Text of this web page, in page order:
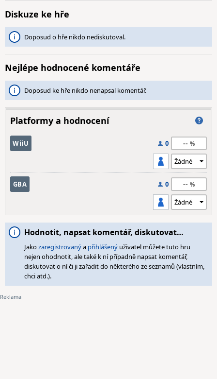
Diskuze ke hře
Doposud o hře nikdo nediskutoval.
Nejlépe hodnocené komentáře
Doposud ke hře nikdo nenapsal komentář.
Platformy a hodnocení
WiiU 0 --
GBA 0 --
Hodnotit, napsat komentář, diskutovat…
Jakozaregistrovanýa přihlášený uživatel můžete tuto hru
nejen ohodnotit, ale také k ní případně napsat komentář,
diskutovat o ní či ji zařadit do některého ze seznamů (vlastním,
chci atd.).